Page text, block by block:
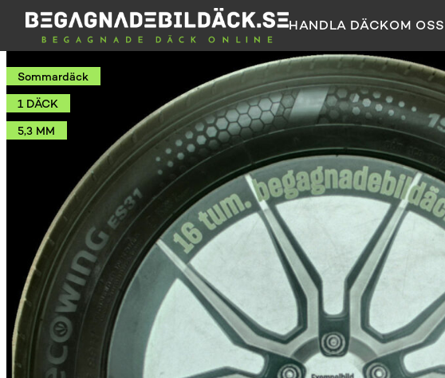
HANDLA DÄCKOM OSS
Sommardäck
1 DÄCK
5,3 MM